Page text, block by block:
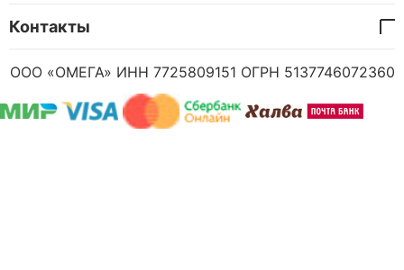
Контакты
ООО «ОМЕГА» ИНН 7725809151 ОГРН 5137746072360